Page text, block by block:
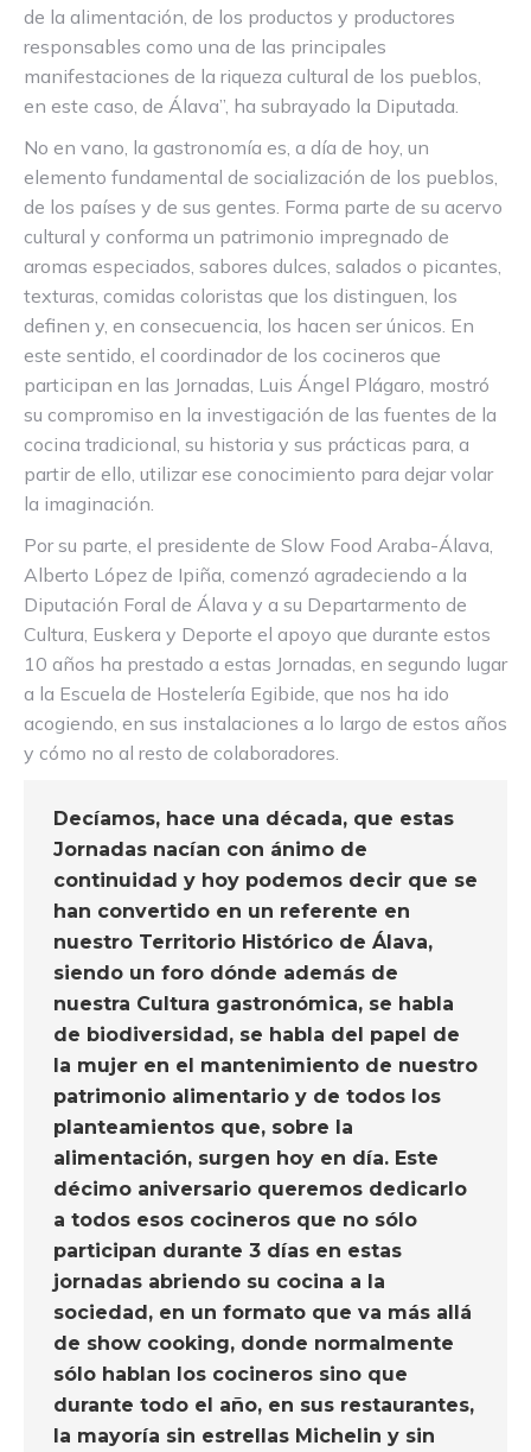
de la alimentación, de los productos y productores
responsables como una de las principales
manifestaciones de la riqueza cultural de los pueblos,
en este caso, de Álava”, ha subrayado la Diputada.
No en vano, la gastronomía es, a día de hoy, un
elemento fundamental de socialización de los pueblos,
de los países y de sus gentes. Forma parte de su acervo
cultural y conforma un patrimonio impregnado de
aromas especiados, sabores dulces, salados o picantes,
texturas, comidas coloristas que los distinguen, los
definen y, en consecuencia, los hacen ser únicos. En
este sentido, el coordinador de los cocineros que
participan en las Jornadas, Luis Ángel Plágaro, mostró
su compromiso en la investigación de las fuentes de la
cocina tradicional, su historia y sus prácticas para, a
partir de ello, utilizar ese conocimiento para dejar volar
la imaginación.
Por su parte, el presidente de Slow Food Araba-Álava,
Alberto López de Ipiña, comenzó agradeciendo a la
Diputación Foral de Álava y a su Departarmento de
Cultura, Euskera y Deporte el apoyo que durante estos
10 años ha prestado a estas Jornadas, en segundo lugar
a la Escuela de Hostelería Egibide, que nos ha ido
acogiendo, en sus instalaciones a lo largo de estos años
y cómo no al resto de colaboradores.
Decíamos, hace una década, que estas
Jornadas nacían con ánimo de
continuidad y hoy podemos decir que se
han convertido en un referente en
nuestro Territorio Histórico de Álava,
siendo un foro dónde además de
nuestra Cultura gastronómica, se habla
de biodiversidad, se habla del papel de
la mujer en el mantenimiento de nuestro
patrimonio alimentario y de todos los
planteamientos que, sobre la
alimentación, surgen hoy en día. Este
décimo aniversario queremos dedicarlo
a todos esos cocineros que no sólo
participan durante 3 días en estas
jornadas abriendo su cocina a la
sociedad, en un formato que va más allá
de show cooking, donde normalmente
sólo hablan los cocineros sino que
durante todo el año, en sus restaurantes,
la mayoría sin estrellas Michelin y sin